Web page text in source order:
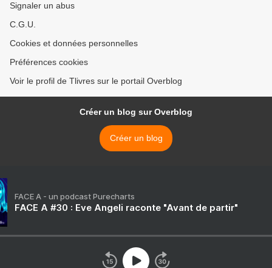
Signaler un abus
C.G.U.
Cookies et données personnelles
Préférences cookies
Voir le profil de Tlivres sur le portail Overblog
Créer un blog sur Overblog
Créer un blog
FACE A - un podcast Purecharts
FACE A #30 : Eve Angeli raconte "Avant de partir"